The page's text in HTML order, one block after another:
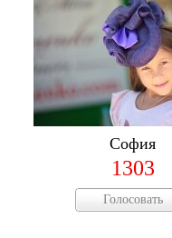
София
1303
Голосовать